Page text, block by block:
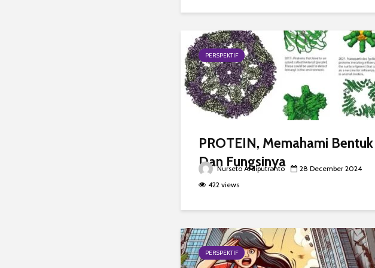
PERSPEKTIF
PROTEIN, Memahami Bentuk
Dan Fungsinya
Nurseto Ardiputranto
28 December 2024
422 views
PERSPEKTIF